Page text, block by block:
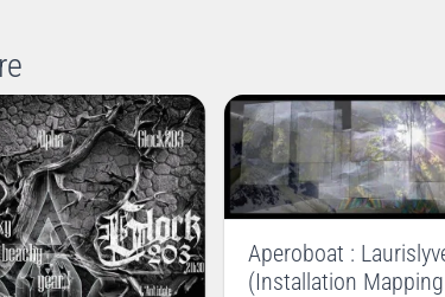
Aperoboat :
(Installation